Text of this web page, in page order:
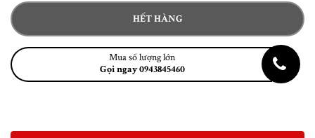
HẾT HÀNG
Mua số lượng lớn
Gọi ngay 0943845460